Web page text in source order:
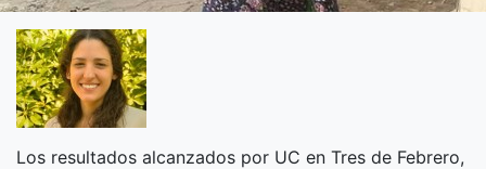
Los resultados alcanzados por UC en Tres de Febrero,